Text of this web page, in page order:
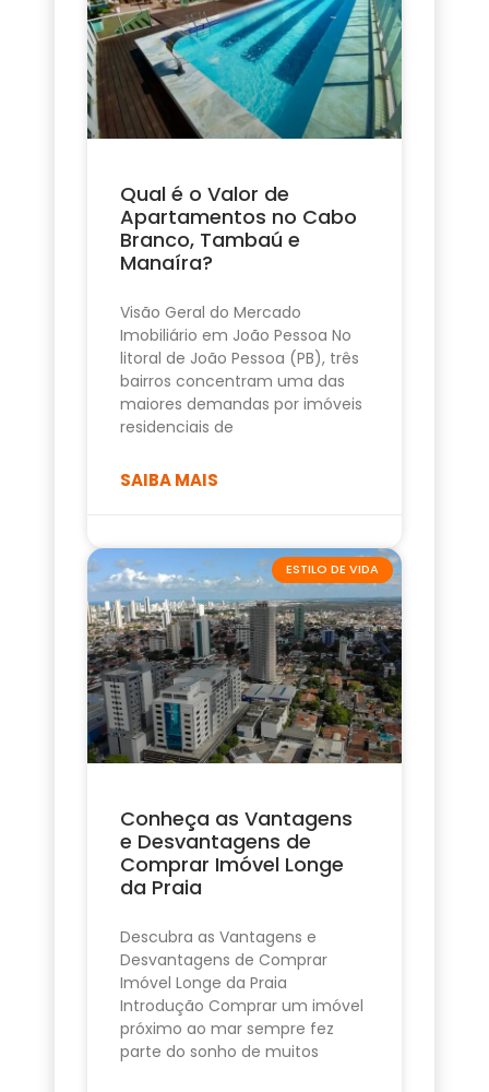
Qual é o Valor de
Apartamentos no Cabo
Branco, Tambaú e
Manaíra?
Visão Geral do Mercado
Imobiliário em João Pessoa No
litoral de João Pessoa (PB), três
bairros concentram uma das
maiores demandas por imóveis
residenciais de
SAIBA MAIS
ESTILO DE VIDA
Conheça as Vantagens
e Desvantagens de
Comprar Imóvel Longe
da Praia
Descubra as Vantagens e
Desvantagens de Comprar
Imóvel Longe da Praia
Introdução Comprar um imóvel
próximo ao mar sempre fez
parte do sonho de muitos